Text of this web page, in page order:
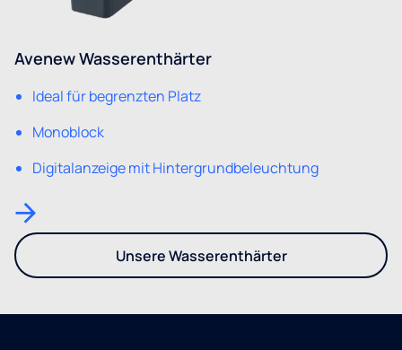
Avenew Wasserenthärter
Ideal für begrenzten Platz
Monoblock
Digitalanzeige mit Hintergrundbeleuchtung
Unsere Wasserenthärter
- Entdecken Sie unser